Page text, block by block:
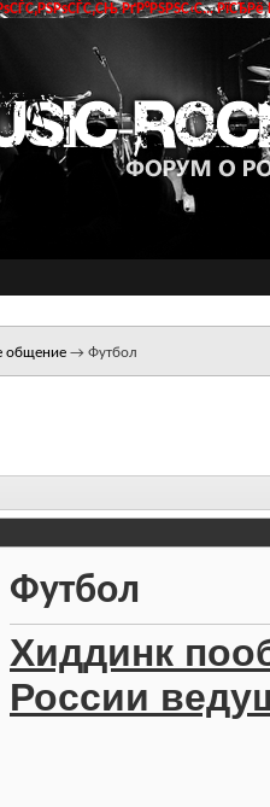
РґР°РЅРЅС‹С…
общение → Футбол
Футбол
Хиддинк
России